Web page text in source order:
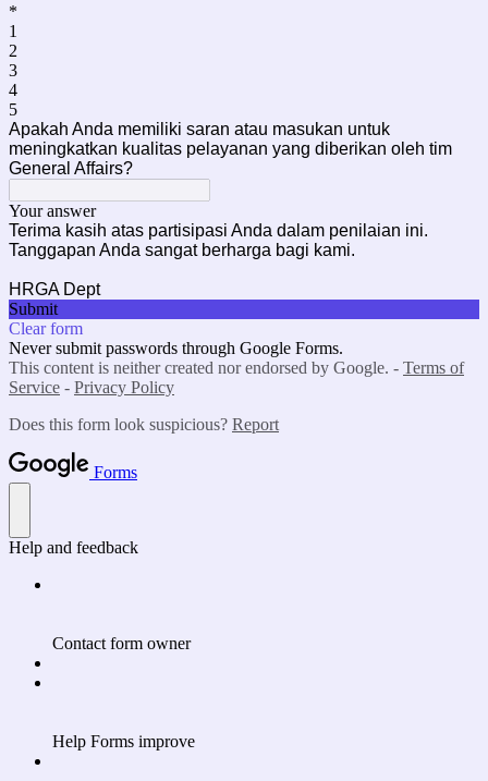
*
1
2
3
4
5
Apakah Anda memiliki saran atau masukan untuk
meningkatkan kualitas pelayanan yang diberikan oleh tim
General Affairs?
Your answer
Terima kasih atas partisipasi Anda dalam penilaian ini.
Tanggapan Anda sangat berharga bagi kami.
HRGA Dept
Submit
Clear form
Never submit passwords through Google Forms.
This content is neither created nor endorsed by Google. - Terms of
Service - Privacy Policy
Does this form look suspicious? Report
Forms
Help and feedback
Contact form owner
Help Forms improve